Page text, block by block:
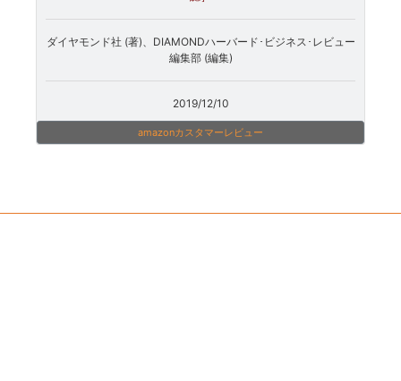
ダイヤモンド社 (著)、DIAMONDハーバード･ビジネス･レビュー
編集部 (編集)
2019/12/10
amazonカスタマーレビュー